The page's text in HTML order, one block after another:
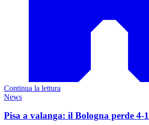
Continua la lettura
News
Pisa a valanga: il Bologna perde 4-1